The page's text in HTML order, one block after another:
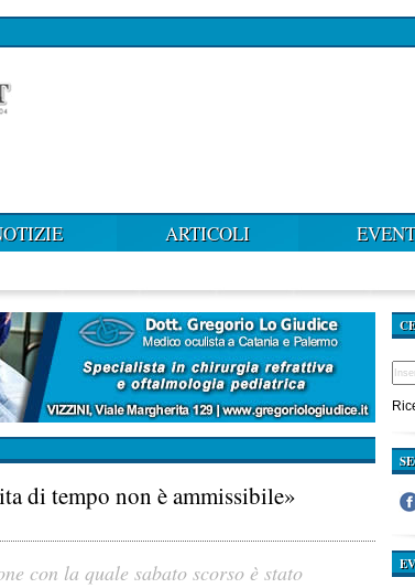
ARTICOLI
di tempo non è ammissibile»
con la quale sabato scorso è stato